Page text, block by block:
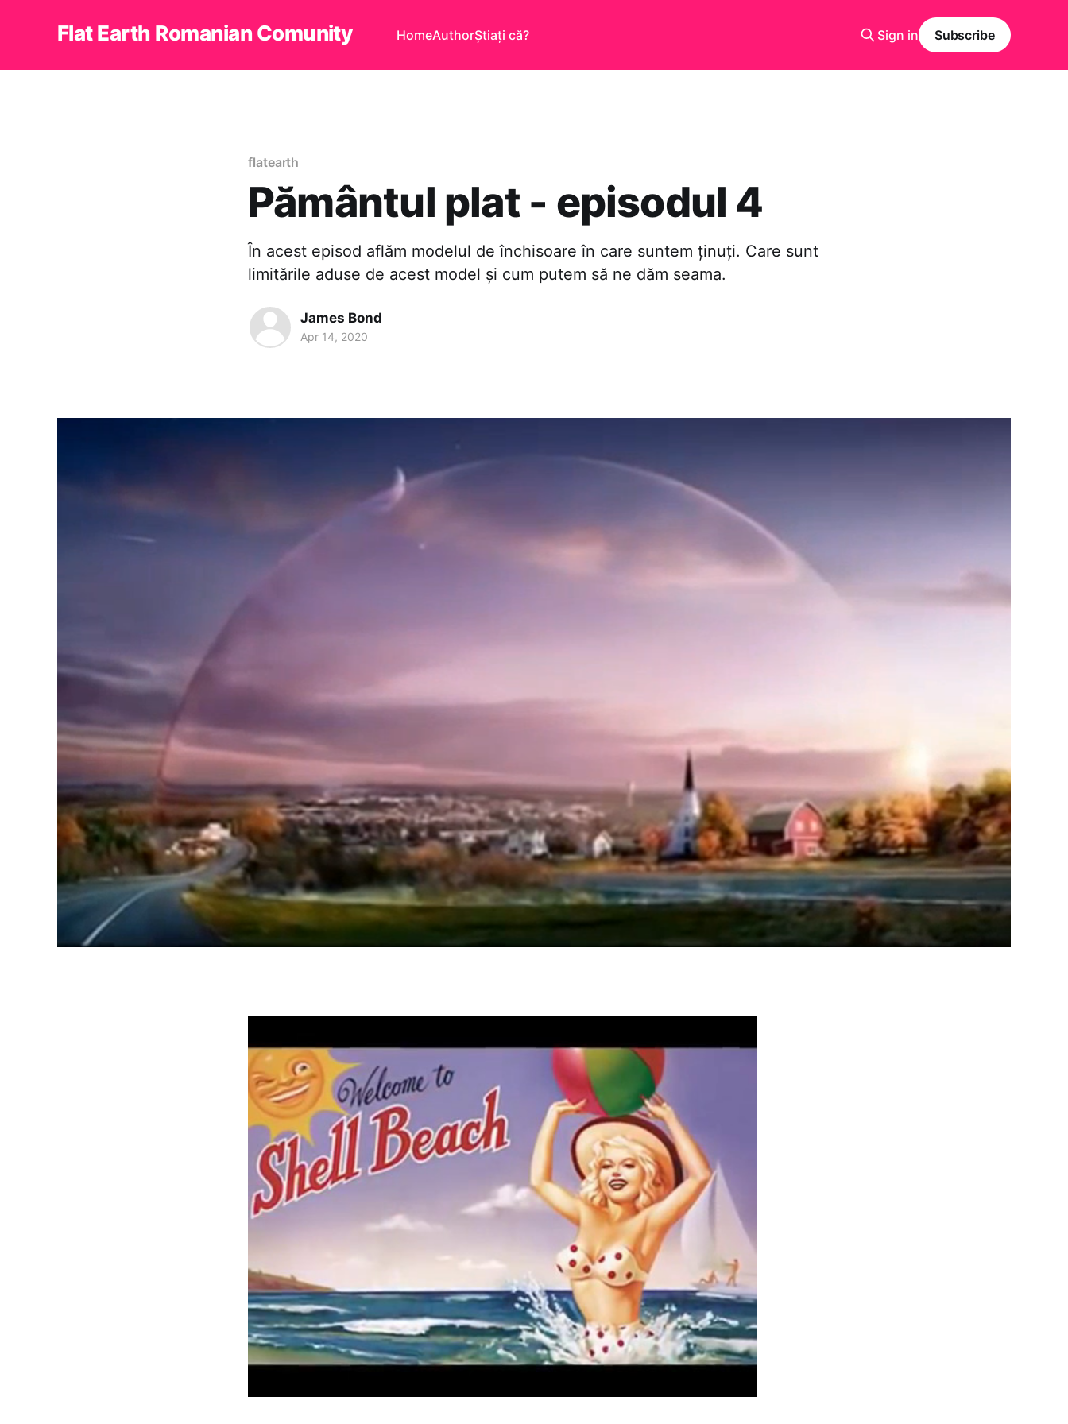
Flat Earth Romanian Comunity HomeAuthorȘtiați că? Sign in Subscribe
flatearth
Pământul plat - episodul 4
În acest episod aflăm modelul de închisoare în care suntem ținuți. Care sunt
limitările aduse de acest model și cum putem să ne dăm seama.
James Bond
Apr 14, 2020